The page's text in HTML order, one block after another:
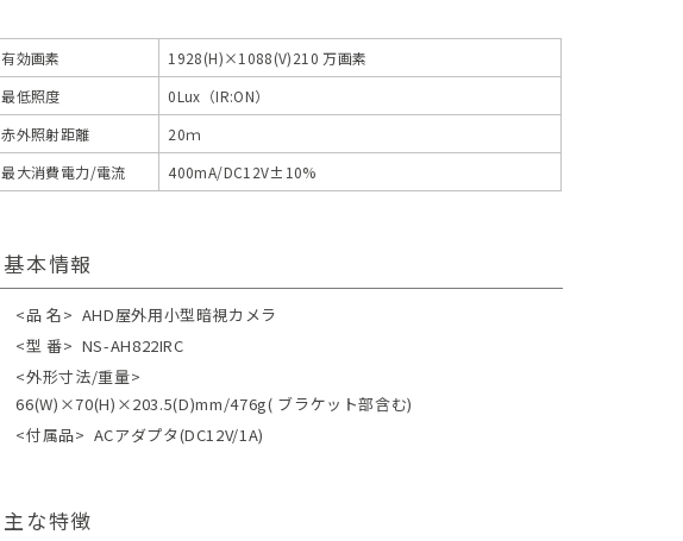
有効画素
1928(H)×1088(V)210 万画素
最低照度
0Lux（IR:ON）
赤外照射距離
20ｍ
最大消費電力/電流
400mA/DC12V±10%
基本情報
<品 名> AHD屋外用小型暗視カメラ
<型 番> NS-AH822IRC
<外形寸法/重量>
66(W)×70(H)×203.5(D)mm/476g( ブラケット部含む)
<付属品> ACアダプタ(DC12V/1A)
主な特徴